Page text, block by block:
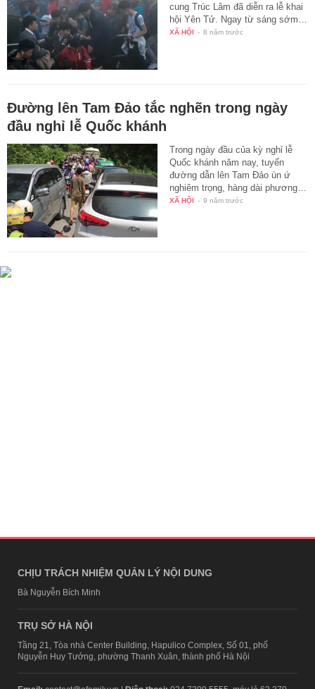
cung Trúc Lâm đã diễn ra lễ khai
hội Yên Tử. Ngay từ sáng sớm…
XÃ HỘI - 8 năm trước
Đường lên Tam Đảo tắc nghẽn trong ngày
đầu nghỉ lễ Quốc khánh
Trong ngày đầu của kỳ nghỉ lễ
Quốc khánh năm nay, tuyến
đường dẫn lên Tam Đảo ùn ứ
nghiêm trọng, hàng dài phương…
XÃ HỘI - 9 năm trước
CHỊU TRÁCH NHIỆM QUẢN LÝ NỘI DUNG
Bà Nguyễn Bích Minh
TRỤ SỞ HÀ NỘI
Tầng 21, Tòa nhà Center Building, Hapulico Complex, Số 01, phố
Nguyễn Huy Tưởng, phường Thanh Xuân, thành phố Hà Nội